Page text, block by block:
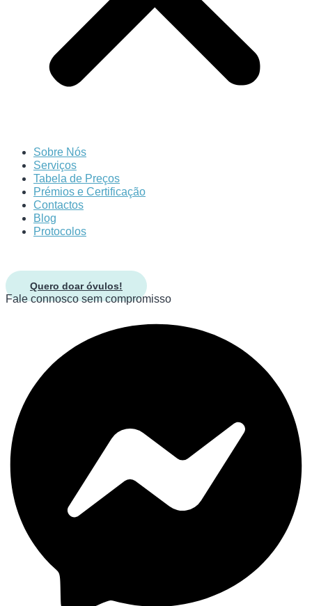
Sobre Nós
Serviços
Tabela de Preços
Prémios e Certificação
Contactos
Blog
Protocolos
Quero doar óvulos!
Fale connosco sem compromisso